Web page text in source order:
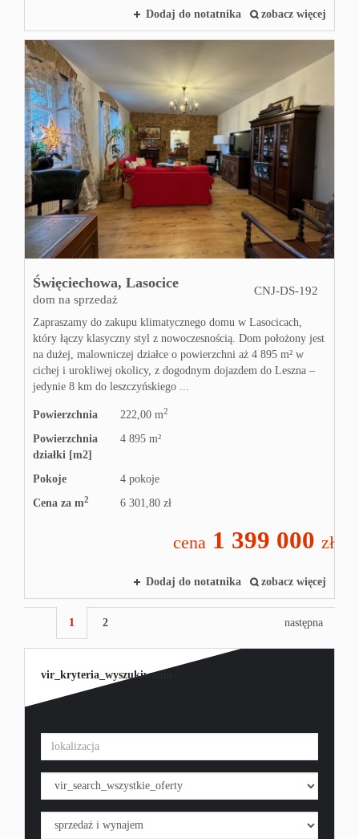
Dodaj do notatnika zobacz więcej
Święciechowa, Lasocice
dom na sprzedaż
CNJ-DS-192
Zapraszamy do zakupu klimatycznego domu w Lasocicach,
który łączy klasyczny styl z nowoczesnością. Dom położony jest
na dużej, malowniczej działce o powierzchni aż 4 895 m² w
cichej i urokliwej okolicy, z dogodnym dojazdem do Leszna –
jedynie 8 km do leszczyńskiego ...
Powierzchnia 222,00 m2
Powierzchnia
działki [m2]
4 895 m²
Pokoje
4 pokoje
Cena za m2 6 301,80 zł
cena 1 399 000 zł
Dodaj do notatnika zobacz więcej
1 2 następna
vir_kryteria_wyszukiwania